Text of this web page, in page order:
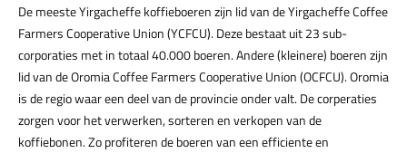
De meeste Yirgacheffe koffieboeren zijn lid van de Yirgacheffe Coffee
Farmers Cooperative Union (YCFCU). Deze bestaat uit 23 sub-
corporaties met in totaal 40.000 boeren. Andere (kleinere) boeren zijn
lid van de Oromia Coffee Farmers Cooperative Union (OCFCU). Oromia
is de regio waar een deel van de provincie onder valt. De corperaties
zorgen voor het verwerken, sorteren en verkopen van de
koffiebonen. Zo profiteren de boeren van een efficiente en